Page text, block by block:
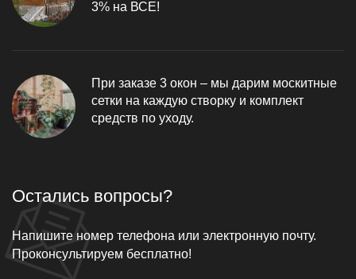
3% на ВСЕ!
При заказе 3 окон – мы дарим москитные
сетки на каждую створку и комплект
средств по уходу.
Остались вопросы?
Напишите номер телефона или электронную почту.
Проконсультируем бесплатно!